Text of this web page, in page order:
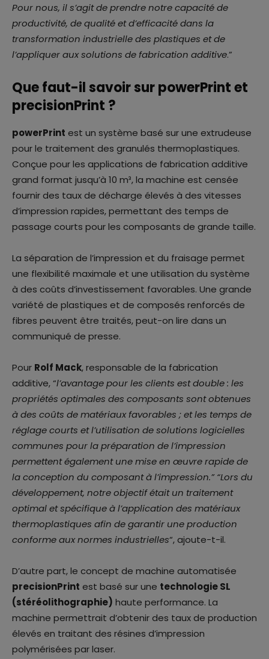
Pour nous, il s’agit de prendre notre capacité de
productivité, de qualité et d’efficacité dans la
transformation industrielle des plastiques et de
l’appliquer aux solutions de fabrication additive.”
Que faut-il savoir sur powerPrint et
precisionPrint ?
powerPrint est un système basé sur une extrudeuse
pour le traitement des granulés thermoplastiques.
Conçue pour les applications de fabrication additive
grand format jusqu’à 10 m³, la machine est censée
fournir des taux de décharge élevés à des vitesses
d’impression rapides, permettant des temps de
passage courts pour les composants de grande taille.
La séparation de l’impression et du fraisage permet
une flexibilité maximale et une utilisation du système
à des coûts d’investissement favorables. Une grande
variété de plastiques et de composés renforcés de
fibres peuvent être traités, peut-on lire dans un
communiqué de presse.
Pour Rolf Mack, responsable de la fabrication
additive, “l’avantage pour les clients est double : les
propriétés optimales des composants sont obtenues
à des coûts de matériaux favorables ; et les temps de
réglage courts et l’utilisation de solutions logicielles
communes pour la préparation de l’impression
permettent également une mise en œuvre rapide de
la conception du composant à l’impression.” “Lors du
développement, notre objectif était un traitement
optimal et spécifique à l’application des matériaux
thermoplastiques afin de garantir une production
conforme aux normes industrielles“, ajoute-t-il.
D’autre part, le concept de machine automatisée
precisionPrint est basé sur une technologie SL
(stéréolithographie) haute performance. La
machine permettrait d’obtenir des taux de production
élevés en traitant des résines d’impression
polymérisées par laser.